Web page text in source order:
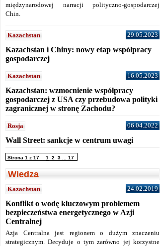
międzynarodowej narracji polityczno-gospodarczej
Chin.
Kazachstan 29.05.2023
Kazachstan i Chiny: nowy etap współpracy
gospodarczej
Kazachstan 16.05.2023
Kazachstan: wzmocnienie współpracy
gospodarczej z USA czy przebudowa polityki
zagranicznej w stronę Zachodu?
Rosja 06.04.2022
Wall Street: sankcje w centrum uwagi
Strona 1 z 17 1 2 3 17
Wiedza
Kazachstan 24.02.2019
Konflikt o wodę kluczowym problemem
bezpieczeństwa energetycznego w Azji
Centralnej
Azja Centralna jest regionem o dużym znaczeniu
strategicznym. Decyduje o tym zarówno jej korzystne